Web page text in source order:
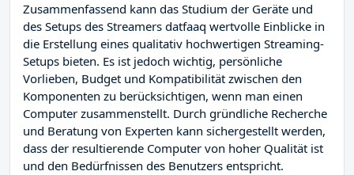
Zusammenfassend kann das Studium der Geräte und
des Setups des Streamers datfaaq wertvolle Einblicke in
die Erstellung eines qualitativ hochwertigen Streaming-
Setups bieten. Es ist jedoch wichtig, persönliche
Vorlieben, Budget und Kompatibilität zwischen den
Komponenten zu berücksichtigen, wenn man einen
Computer zusammenstellt. Durch gründliche Recherche
und Beratung von Experten kann sichergestellt werden,
dass der resultierende Computer von hoher Qualität ist
und den Bedürfnissen des Benutzers entspricht.